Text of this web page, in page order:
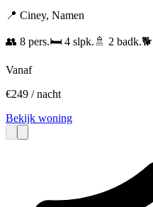
📍 Ciney, Namen
👥 8 pers.🛏️ 4 slpk. 🚿 2 badk.🐕
Vanaf
€249 / nacht
Bekijk woning